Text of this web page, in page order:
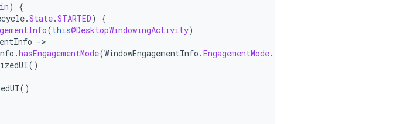
)
{
.State.STARTED)
{
(this@DesktopWindowingActivity)
-
.hasEngagementMode(WindowEngagementInfo .EngagementMode.
()
()